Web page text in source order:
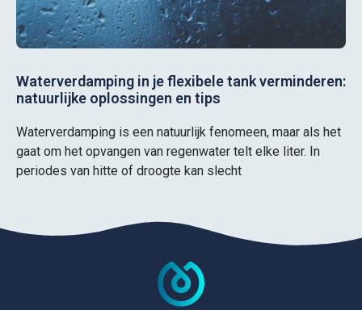
Waterverdamping in je flexibele tank verminderen:
natuurlijke oplossingen en tips
Waterverdamping is een natuurlijk fenomeen, maar als het
gaat om het opvangen van regenwater telt elke liter. In
periodes van hitte of droogte kan slecht